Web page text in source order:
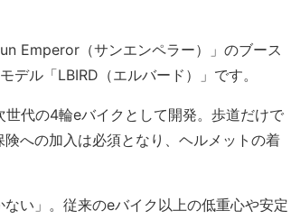
Emperor（サンエンペラー）」のブース
ル「LBIRD（エルバード）」です。
代の4輪eバイクとして開発。歩道だけで
への加入は必須となり、ヘルメットの着
い」。従来のeバイク以上の低重心や安定